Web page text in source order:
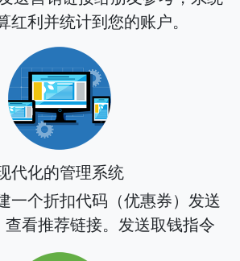
红利并统计到您的账户。
代化的管理系统
一个折扣代码（优惠券）发送
看推荐链接。发送取钱指令